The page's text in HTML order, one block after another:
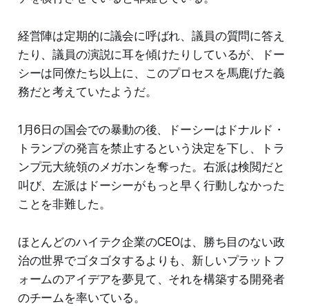
経営陣は定期的に議会に呼ばれ、議員の質問に答え
たり、議員の演説に耳を傾けたりしているが、ドー
シーは同僚たち以上に、このプロセスを馬鹿げた義
務だと考えていたようだ。
1月6日の国会での暴動の後、ドーシーはドナルド・
トランプの発言を禁止するという決定を下し、トラ
ンプ元大統領のメガホンを奪った。右派は検閲だと
叫び、左派はドーシーがもっと早く行動しなかった
ことを非難した。
ほとんどのハイテク企業のCEOは、勝ち目のない政
治の世界でゴタゴタするよりも、新しいプラットフ
ォームのアイデアを夢見て、それを構築する開発者
のチームを率いている。